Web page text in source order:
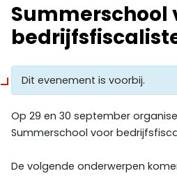
Summerschool
Dit evenement is voorbij.
Op 29 en 30 september
Summerschool voor
De volgende onderwerpen